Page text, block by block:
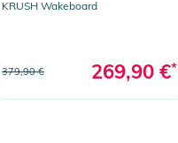
KRUSH Wakeboard
379,90 € 269,90 €*